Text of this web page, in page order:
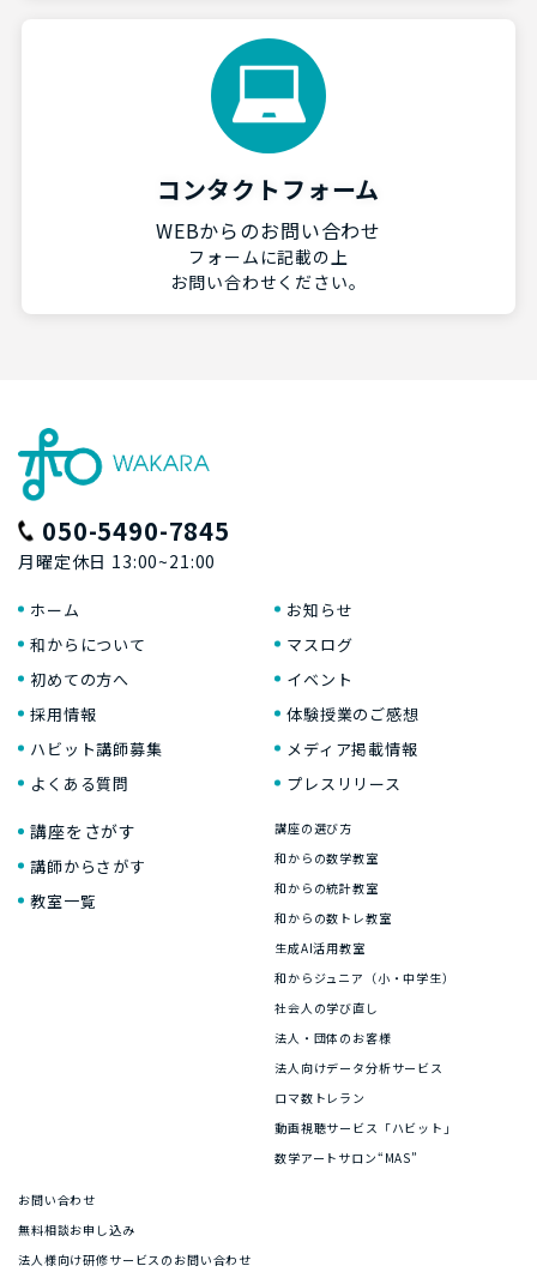
コンタクトフォーム
WEBからのお問い合わせ
フォームに記載の上
お問い合わせください。
050-5490-7845
月曜定休日 13:00~21:00
ホーム
和からについて
初めての方へ
採用情報
ハビット講師募集
よくある質問
お知らせ
マスログ
イベント
体験授業のご感想
メディア掲載情報
プレスリリース
講座をさがす
講師からさがす
教室一覧
講座の選び方
和からの数学教室
和からの統計教室
和からの数トレ教室
生成AI活用教室
和からジュニア（小・中学生）
社会人の学び直し
法人・団体のお客様
法人向けデータ分析サービス
ロマ数トレラン
動画視聴サービス「ハビット」
数学アートサロン“MAS”
お問い合わせ
無料相談お申し込み
法人様向け研修サービスのお問い合わせ